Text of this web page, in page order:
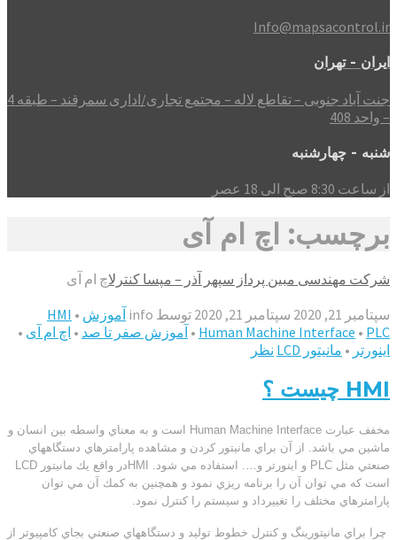
Info@mapsacontrol.ir
ایران - تهران
جنت آباد جنوبی – تقاطع لاله – مجتمع تجاری/اداری سمرقند – طبقه 4
– واحد 408
شنبه - چهارشنبه
از ساعت 8:30 صبح الی 18 عصر
برچسب: اچ ام آی
شرکت مهندسی مبین پرداز سپهر آذر – مپسا کنترلاچ ام آی
سپتامبر 21, 2020
سپتامبر 21, 2020 توسط info آموزش HMI •
Human Machine Interface • PLC
• آموزش صفر تا صد • اچ ام آی •
اينورتر • مانيتور LCD نظر
HMI چیست ؟
مخفف عبارت Human Machine Interface است و به معناي واسطه بين انسان و
ماشين مي باشد. از آن براي مانيتور كردن و مشاهده پارامترهاي دستگاههاي
صنعتي مثل PLC و اينورتر و…. استفاده مي شود. HMIدر واقع يك مانيتور LCD
است كه مي توان آن را برنامه ريزي نمود و همچنين به كمك آن مي توان
پارامترهاي مختلف را تغييرداد و سيستم را كنترل نمود.
چرا براي مانيتورينگ و كنترل خطوط توليد و دستگاههاي صنعتي بجاي كامپيوتر از